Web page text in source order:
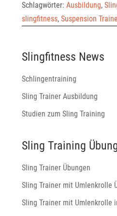
Schlagwörter: Ausbildung,
slingfitness, Suspension
Slingfitness News
Schlingentraining
Sling Trainer Ausbildung
Studien zum Sling Training
Sling Training
Sling Trainer Übungen
Sling Trainer mit Umlenkrolle
Sling Trainer mit Umlenkrolle